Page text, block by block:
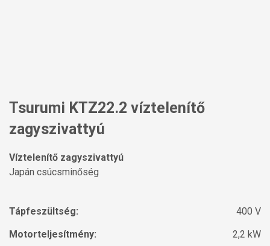
Tsurumi KTZ22.2 víztelenítő
zagyszivattyú
Víztelenítő zagyszivattyú
Japán csúcsminőség
Tápfeszültség:
400 V
Motorteljesítmény:
2,2 kW